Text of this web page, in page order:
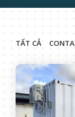
TẤT CẢ